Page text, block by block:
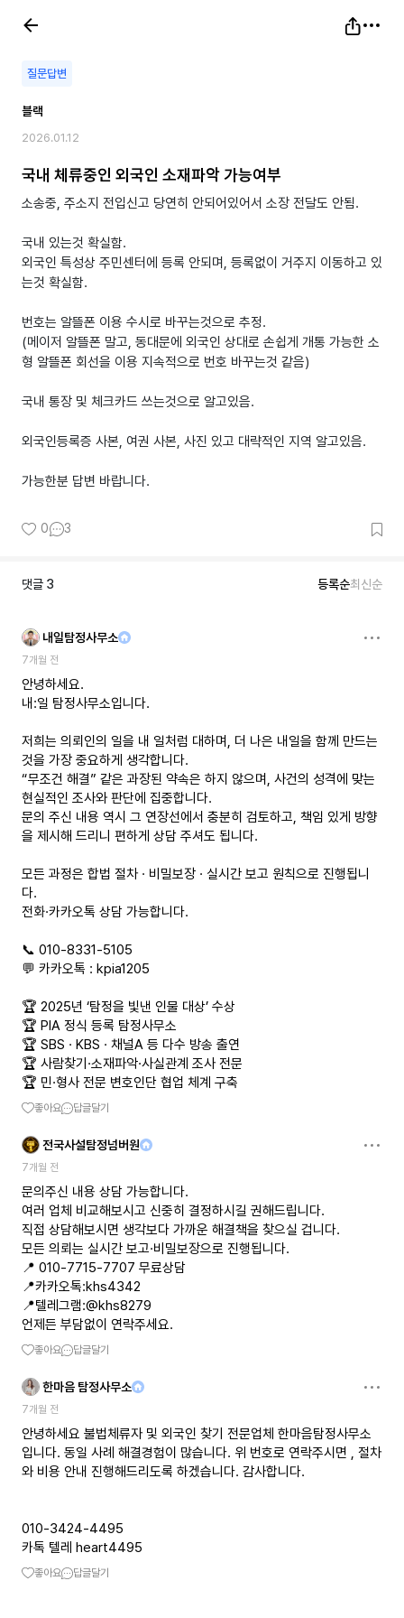
질문답변
블랙
2026.01.12
국내 체류중인 외국인 소재파악 가능여부
소송중, 주소지 전입신고 당연히 안되어있어서 소장 전달도 안됨.
국내 있는것 확실함.
외국인 특성상 주민센터에 등록 안되며, 등록없이 거주지 이동하고 있
는것 확실함.
번호는 알뜰폰 이용 수시로 바꾸는것으로 추정.
(메이저 알뜰폰 말고, 동대문에 외국인 상대로 손쉽게 개통 가능한 소
형 알뜰폰 회선을 이용 지속적으로 번호 바꾸는것 같음)
국내 통장 및 체크카드 쓰는것으로 알고있음.
외국인등록증 사본, 여권 사본, 사진 있고 대략적인 지역 알고있음.
가능한분 답변 바랍니다.
0 3
댓글 3 등록순최신순
내일탐정사무소
7개월 전
안녕하세요.
내:일 탐정사무소입니다.
저희는 의뢰인의 일을 내 일처럼 대하며, 더 나은 내일을 함께 만드는
것을 가장 중요하게 생각합니다.
“무조건 해결” 같은 과장된 약속은 하지 않으며, 사건의 성격에 맞는
현실적인 조사와 판단에 집중합니다.
문의 주신 내용 역시 그 연장선에서 충분히 검토하고, 책임 있게 방향
을 제시해 드리니 편하게 상담 주셔도 됩니다.
모든 과정은 합법 절차 · 비밀보장 · 실시간 보고 원칙으로 진행됩니
다.
전화·카카오톡 상담 가능합니다.
📞 010-8331-5105
💬 카카오톡 : kpia1205
🏆 2025년 ‘탐정을 빛낸 인물 대상’ 수상
🏆 PIA 정식 등록 탐정사무소
🏆 SBS · KBS · 채널A 등 다수 방송 출연
🏆 사람찾기·소재파악·사실관계 조사 전문
🏆 민·형사 전문 변호인단 협업 체계 구축
좋아요 답글달기
전국사설탐정넘버원
7개월 전
문의주신 내용 상담 가능합니다.
여러 업체 비교해보시고 신중히 결정하시길 권해드립니다.
직접 상담해보시면 생각보다 가까운 해결책을 찾으실 겁니다.
모든 의뢰는 실시간 보고·비밀보장으로 진행됩니다.
📍 010-7715-7707 무료상담
📍카카오톡:khs4342
📍텔레그램:@khs8279
언제든 부담없이 연락주세요.
좋아요 답글달기
한마음 탐정사무소
7개월 전
안녕하세요 불법체류자 및 외국인 찾기 전문업체 한마음탐정사무소
입니다. 동일 사례 해결경험이 많습니다. 위 번호로 연락주시면 , 절차
와 비용 안내 진행해드리도록 하겠습니다. 감사합니다.
010-3424-4495
카톡 텔레 heart4495
좋아요 답글달기